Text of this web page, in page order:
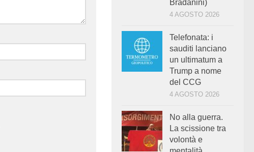
Bradanini)
4 AGOSTO 2026
Telefonata: i
sauditi lanciano
un ultimatum a
Trump a nome
del CCG
4 AGOSTO 2026
No alla guerra.
La scissione tra
volontà e